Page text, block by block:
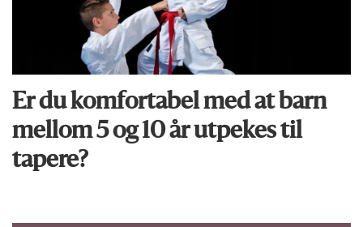
Er du komfortabel med at barn
mellom 5 og 10 år utpekes til
tapere?